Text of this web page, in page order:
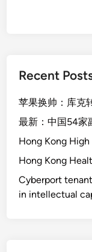
Recent
苹果换帅：库克
最新：中国54家
Hong Kong
Hong Kong
Cyberport
in intellectual